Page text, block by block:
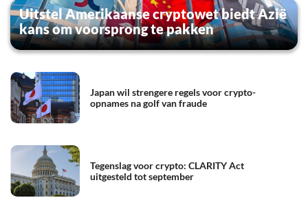
Uitstel Amerikaanse cryptowet biedt Azië
kans om voorsprong te pakken
Japan wil strengere regels voor crypto-
opnames na golf van fraude
Tegenslag voor crypto: CLARITY Act
uitgesteld tot september